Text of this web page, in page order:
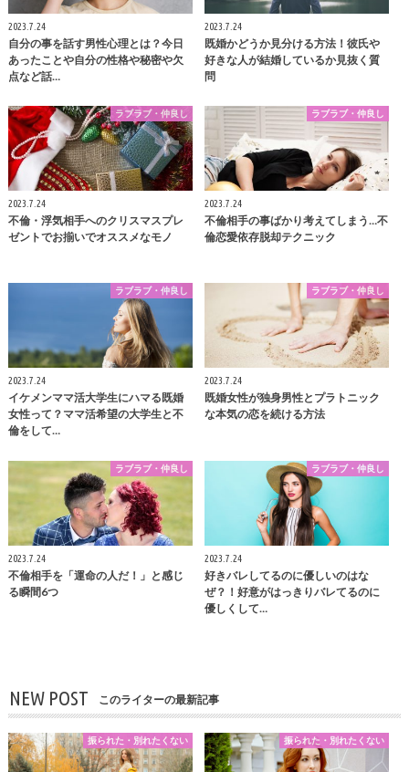
2023.7.24
自分の事を話す男性心理とは？今日
あったことや自分の性格や秘密や欠
点など話…
2023.7.24
既婚かどうか見分ける方法！彼氏や
好きな人が結婚しているか見抜く質
問
ラブラブ・仲良し
2023.7.24
不倫・浮気相手へのクリスマスプレ
ゼントでお揃いでオススメなモノ
ラブラブ・仲良し
2023.7.24
不倫相手の事ばかり考えてしまう…不
倫恋愛依存脱却テクニック
ラブラブ・仲良し
2023.7.24
イケメンママ活大学生にハマる既婚
女性って？ママ活希望の大学生と不
倫をして…
ラブラブ・仲良し
2023.7.24
既婚女性が独身男性とプラトニック
な本気の恋を続ける方法
ラブラブ・仲良し
2023.7.24
不倫相手を「運命の人だ！」と感じ
る瞬間6つ
ラブラブ・仲良し
2023.7.24
好きバレしてるのに優しいのはな
ぜ？！好意がはっきりバレてるのに
優しくして…
NEW POST このライターの最新記事
振られた・別れたくない 振られた・別れたくない